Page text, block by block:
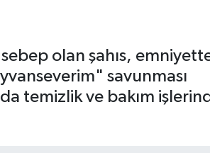
olan şahıs,
savunması
temizlik ve bakım